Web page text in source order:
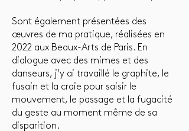
Sont également présentées des
œuvres de ma pratique, réalisées en
2022 aux Beaux-Arts de Paris. En
dialogue avec des mimes et des
danseurs, j’y ai travaillé le graphite, le
fusain et la craie pour saisir le
mouvement, le passage et la fugacité
du geste au moment même de sa
disparition.